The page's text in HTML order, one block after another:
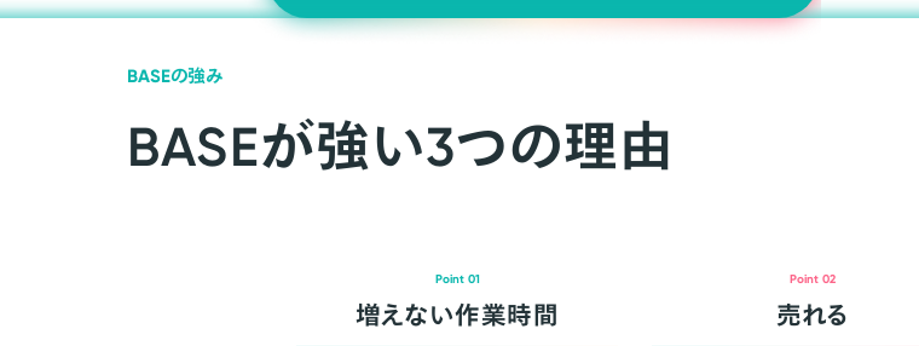
BASEの強み
BASEが強い3つの理由
Point 01
増えない作業時間
Point 02
売れる